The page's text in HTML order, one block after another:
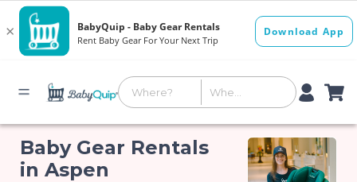
Baby Gear Rentals
in Aspen